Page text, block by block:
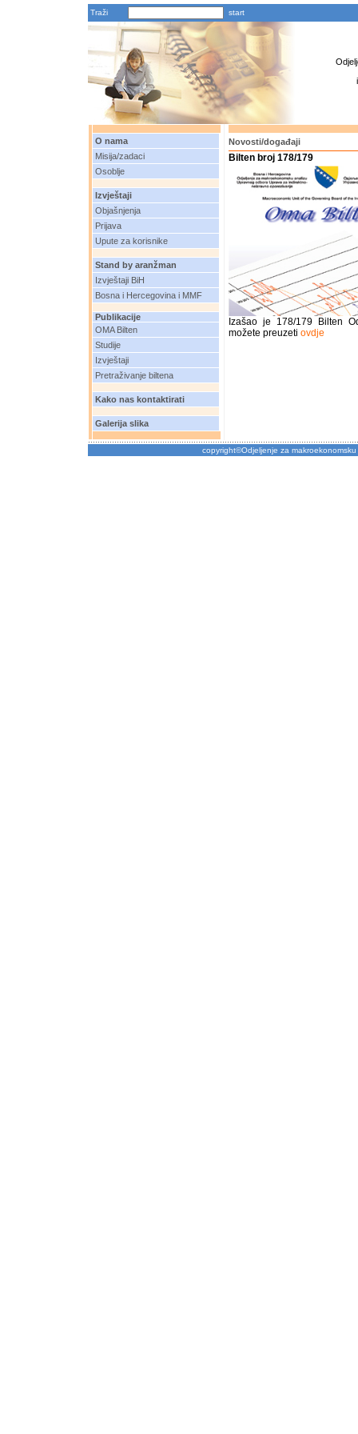
Traži
O nama
Misija/zadaci
Osoblje
Izvještaji
Objašnjenja
Prijava
Upute za korisnike
Stand by aranžman
Izvještaji BiH
Bosna i Hercegovina i MMF
Publikacije
OMA Bilten
Studije
Izvještaji
Pretraživanje biltena
Kako nas kontaktirati
Galerija slika
Novosti/događaji
Bilten broj 178/179
Izašao je 178/179 Bilten
možete preuzeti ovdje
copyright©Odjeljenje za